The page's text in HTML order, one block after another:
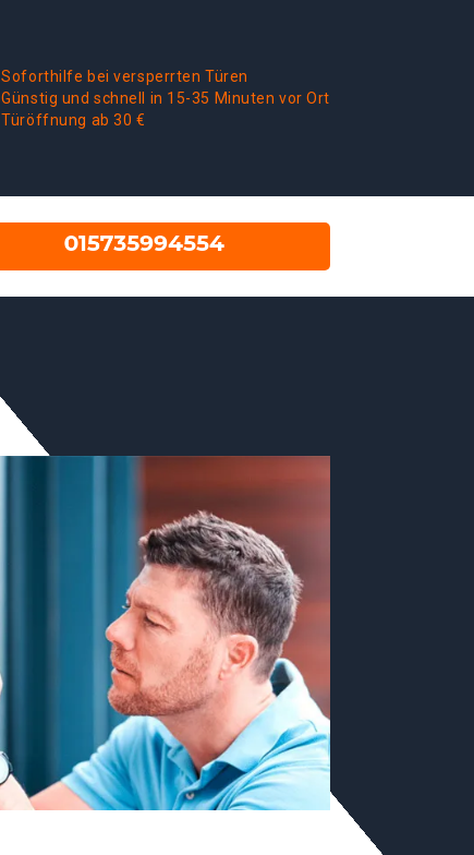
Soforthilfe bei versperrten Türen
Günstig und schnell in 15-35 Minuten vor Ort
Türöffnung ab 30 €